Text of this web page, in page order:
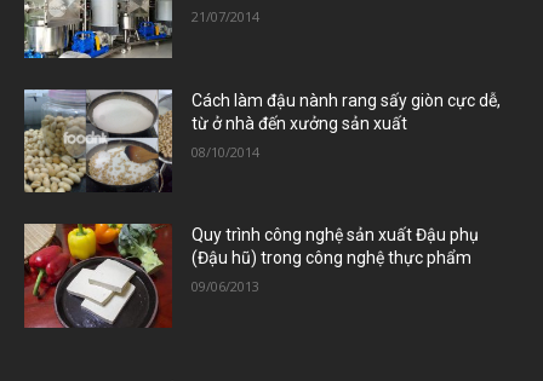
21/07/2014
Cách làm đậu nành rang sấy giòn cực dễ,
từ ở nhà đến xưởng sản xuất
08/10/2014
Quy trình công nghệ sản xuất Đậu phụ
(Đậu hũ) trong công nghệ thực phẩm
09/06/2013